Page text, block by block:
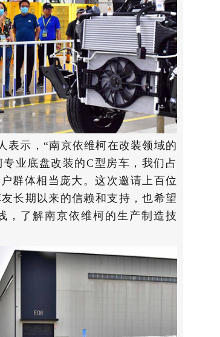
表示，“南京依维柯在改装领域的
业底盘改装的C型房车，我们占
群体相当庞大。这次邀请上百位
长期以来的信赖和支持，也希望
，了解南京依维柯的生产制造技